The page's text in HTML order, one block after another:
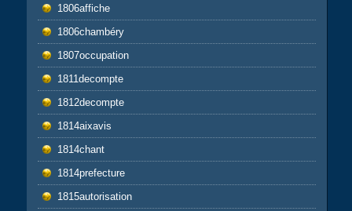
1806affiche
1806chambéry
1807occupation
1811decompte
1812decompte
1814aixavis
1814chant
1814prefecture
1815autorisation